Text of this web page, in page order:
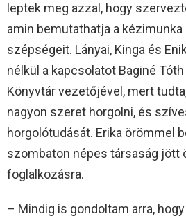
leptek meg azzal, hogy
amin bemutathatja a kézimunka
szépségeit. Lányai, Kinga és
nélkül a kapcsolatot Baginé Tóth
Könyvtár vezetőjével, mert
nagyon szeret horgolni, és
horgolótudását. Erika örömmel
szombaton népes társaság jött
foglalkozásra.
– Mindig is gondoltam arra,